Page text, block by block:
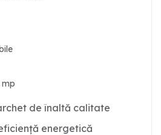
mp
de înaltă calitate
energetică